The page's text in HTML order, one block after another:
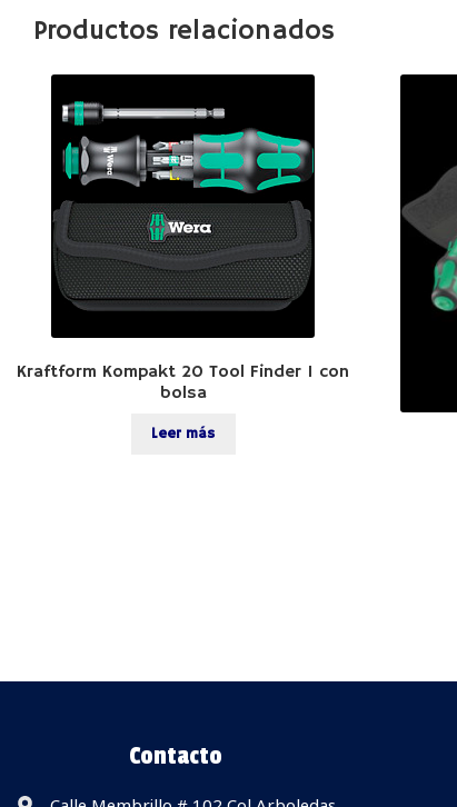
Productos relacionados
Kraftform Kompakt 20 Tool Finder 1 con
bolsa
Leer más
Contacto